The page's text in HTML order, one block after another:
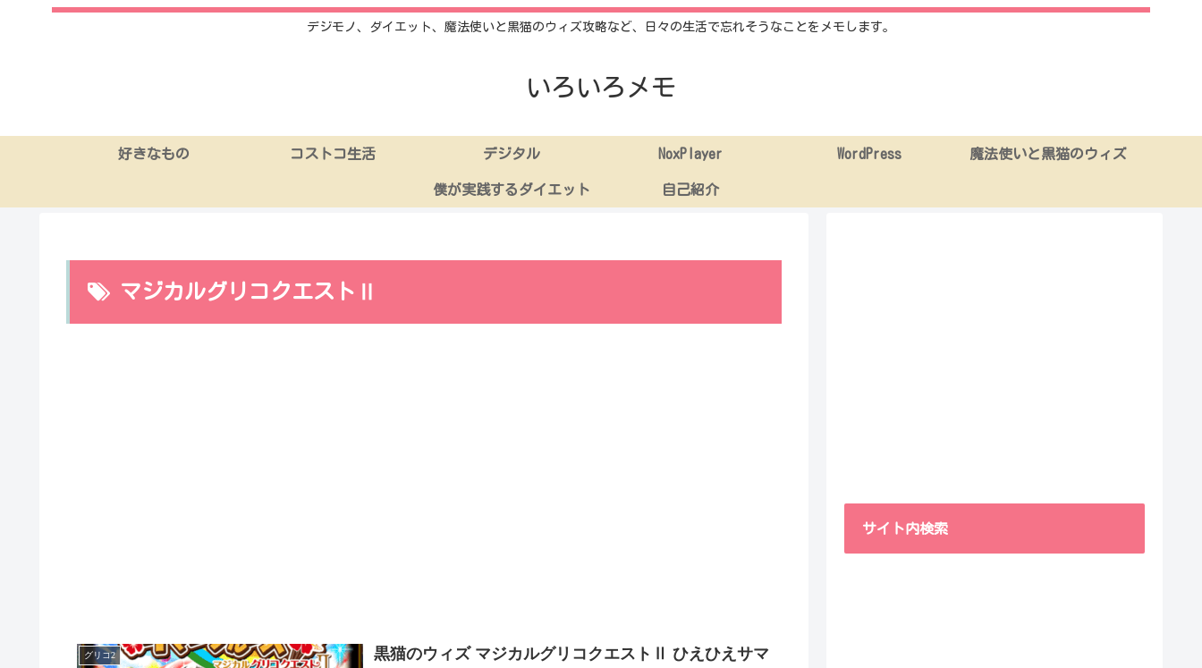
デジモノ、ダイエット、魔法使いと黒猫のウィズ攻略など、日々の生活で忘れそうなことをメモします。
いろいろメモ
好きなもの コストコ生活 デジタル NoxPlayer WordPress 魔法使いと黒猫のウィズ
僕が実践するダイエット 自己紹介
マジカルグリコクエストⅡ
グリコ2
黒猫のウィズ マジカルグリコクエストⅡ ひえひえサマ
サイト内検索